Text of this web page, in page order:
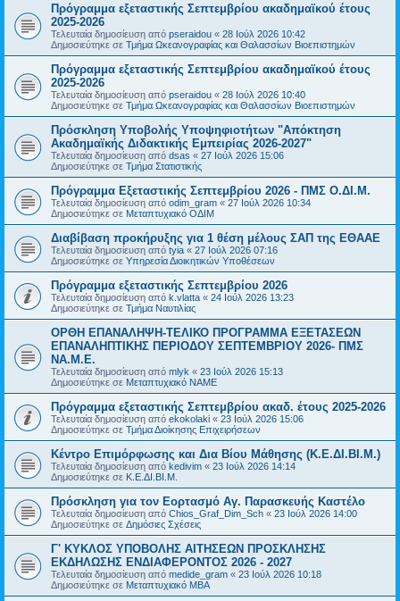
Πρόγραμμα εξεταστικής Σεπτεμβρίου ακαδημαϊκού έτους
2025-2026
Τελευταία δημοσίευση από pseraidou « 28 Ιούλ 2026 10:42
Δημοσιεύτηκε σε Τμήμα Ωκεανογραφίας και Θαλασσίων Βιοεπιστημών
Πρόγραμμα εξεταστικής Σεπτεμβρίου ακαδημαϊκού έτους
2025-2026
Τελευταία δημοσίευση από pseraidou « 28 Ιούλ 2026 10:40
Δημοσιεύτηκε σε Τμήμα Ωκεανογραφίας και Θαλασσίων Βιοεπιστημών
Πρόσκληση Υποβολής Υποψηφιοτήτων "Απόκτηση
Ακαδημαϊκής Διδακτικής Εμπειρίας 2026-2027"
Τελευταία δημοσίευση από dsas « 27 Ιούλ 2026 15:06
Δημοσιεύτηκε σε Τμήμα Στατιστικής
Πρόγραμμα Εξεταστικής Σεπτεμβρίου 2026 - ΠΜΣ Ο.ΔΙ.Μ.
Τελευταία δημοσίευση από odim_gram « 27 Ιούλ 2026 10:34
Δημοσιεύτηκε σε Μεταπτυχιακό ΟΔΙΜ
Διαβίβαση προκήρυξης για 1 θέση μέλους ΣΑΠ της ΕΘΑΑΕ
Τελευταία δημοσίευση από tyia « 27 Ιούλ 2026 07:16
Δημοσιεύτηκε σε Υπηρεσία Διοικητικών Υποθέσεων
Πρόγραμμα εξεταστικής Σεπτεμβρίου 2026
Τελευταία δημοσίευση από k.vlatta « 24 Ιούλ 2026 13:23
Δημοσιεύτηκε σε Τμήμα Ναυτιλίας
ΟΡΘΗ ΕΠΑΝΑΛΗΨΗ-ΤΕΛΙΚΟ ΠΡΟΓΡΑΜΜΑ ΕΞΕΤΑΣΕΩΝ
ΕΠΑΝΑΛΗΠΤΙΚΗΣ ΠΕΡΙΟΔΟΥ ΣΕΠΤΕΜΒΡΙΟΥ 2026- ΠΜΣ
ΝΑ.Μ.Ε.
Τελευταία δημοσίευση από mlyk « 23 Ιούλ 2026 15:13
Δημοσιεύτηκε σε Μεταπτυχιακό ΝΑΜΕ
Πρόγραμμα εξεταστικής Σεπτεμβρίου ακαδ. έτους 2025-2026
Τελευταία δημοσίευση από ekokolaki « 23 Ιούλ 2026 15:06
Δημοσιεύτηκε σε Τμήμα Διοίκησης Επιχειρήσεων
Κέντρο Επιμόρφωσης και Δια Βίου Μάθησης (Κ.Ε.ΔΙ.ΒΙ.Μ.)
Τελευταία δημοσίευση από kedivim « 23 Ιούλ 2026 14:14
Δημοσιεύτηκε σε Κ.Ε.ΔΙ.ΒΙ.Μ.
Πρόσκληση για τον Εορτασμό Αγ. Παρασκευής Καστέλο
Τελευταία δημοσίευση από Chios_Graf_Dim_Sch « 23 Ιούλ 2026 14:00
Δημοσιεύτηκε σε Δημόσιες Σχέσεις
Γ' ΚΥΚΛΟΣ ΥΠΟΒΟΛΗΣ ΑΙΤΗΣΕΩΝ ΠΡΟΣΚΛΗΣΗΣ
ΕΚΔΗΛΩΣΗΣ ΕΝΔΙΑΦΕΡΟΝΤΟΣ 2026 - 2027
Τελευταία δημοσίευση από medide_gram « 23 Ιούλ 2026 10:18
Δημοσιεύτηκε σε Μεταπτυχιακό MBA